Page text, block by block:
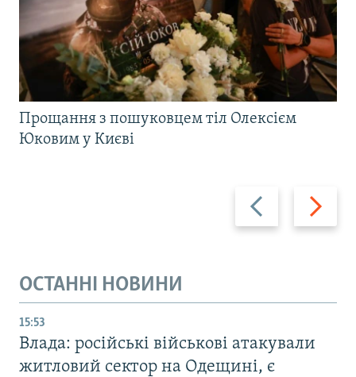
Назад Вперед
Прощання з пошуковцем тіл Олексієм
Юковим у Києві
ОСТАННІ НОВИНИ
15:53
Влада: російські військові атакували
житловий сектор на Одещині, є